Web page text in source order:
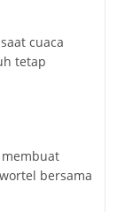
cuaca
tetap
bersama